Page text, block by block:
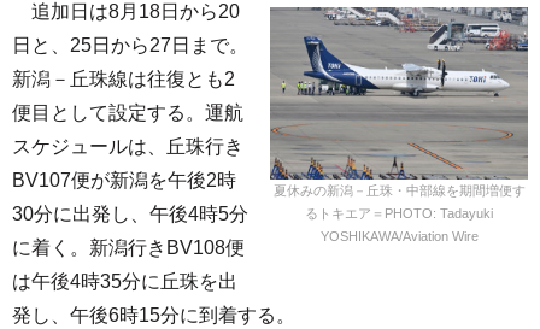
夏休みの新潟－丘珠・中部線を期間増便す
るトキエア＝PHOTO: Tadayuki
YOSHIKAWA/Aviation Wire
追加日は8月18日から20
日と、25日から27日まで。
新潟－丘珠線は往復とも2
便目として設定する。運航
スケジュールは、丘珠行き
BV107便が新潟を午後2時
30分に出発し、午後4時5分
に着く。新潟行きBV108便
は午後4時35分に丘珠を出
発し、午後6時15分に到着する。